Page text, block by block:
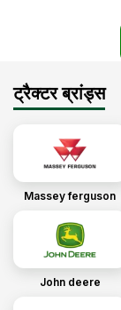
ट्रैक्टर ब्रांड्स
Massey ferguson
John deere